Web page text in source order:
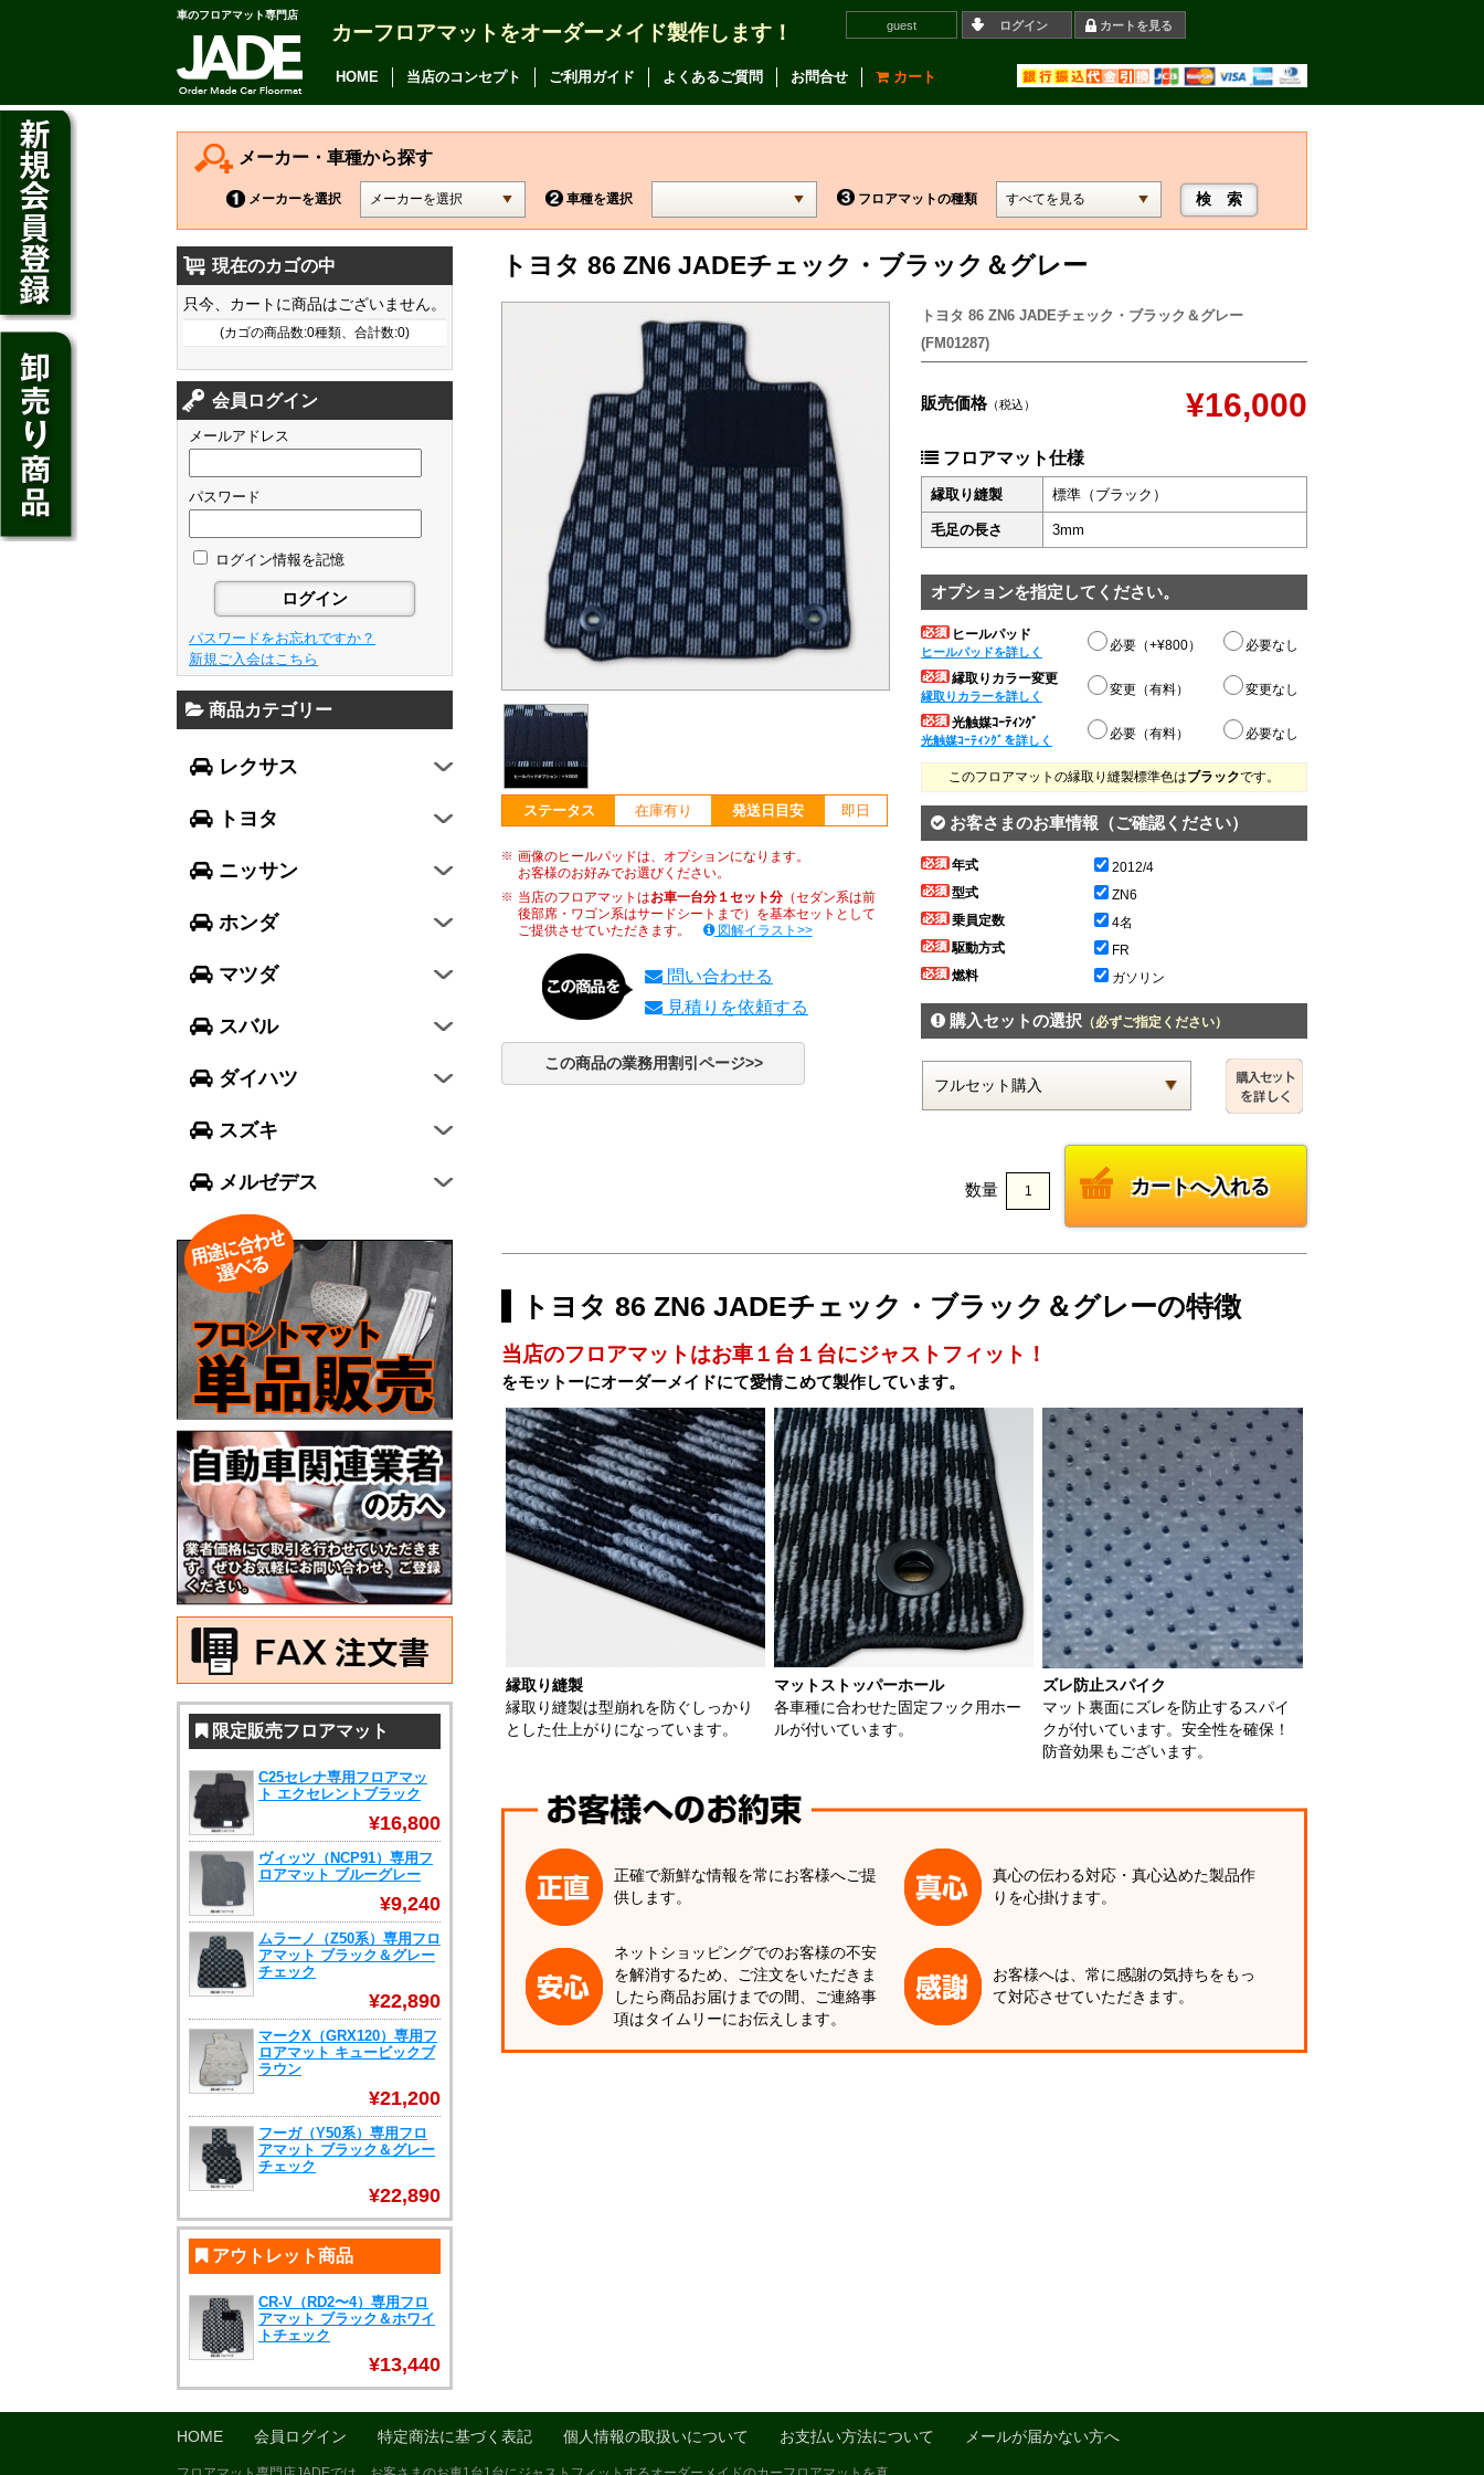
車のフロアマット専門店
カーフロアマットをオーダーメイド製作します！ guest ログイン カートを見る
HOME 当店のコンセプト ご利用ガイド よくあるご質問 お問合せ カート
メーカー・車種から探す
メーカーを選択 車種を選択 フロアマットの種類
トヨタ 86 ZN6 JADEチェック・ブラック＆グレー
ステータス 在庫有り 発送日目安 即日
画像のヒールパッドは、オプションになります。
お客様のお好みでお選びください。
当店のフロアマットはお車一台分１セット分（セダン系は前
後部席・ワゴン系はサードシートまで）を基本セットとして
ご提供させていただきます。
図解イラスト>>
問い合わせる
見積りを依頼する
この商品の業務用割引ページ>>
トヨタ 86 ZN6 JADEチェック・ブラック＆グレー
(FM01287)
販売価格（税込） ¥16,000
フロアマット仕様
縁取り縫製 標準（ブラック）
毛足の長さ 3mm
オプションを指定してください。
ヒールパッド
ヒールパッドを詳しく 必要（+¥800） 必要なし
縁取りカラー変更
縁取りカラーを詳しく 変更（有料） 変更なし
光触媒ｺｰﾃｨﾝｸﾞ
光触媒ｺｰﾃｨﾝｸﾞを詳しく 必要（有料） 必要なし
このフロアマットの縁取り縫製標準色はブラックです。
お客さまのお車情報（ご確認ください）
年式
2012/4
型式
ZN6
乗員定数
4名
駆動方式
FR
燃料
ガソリン
購入セットの選択（必ずご指定ください）
数量
トヨタ 86 ZN6 JADEチェック・ブラック＆グレーの特徴
当店のフロアマットはお車１台１台にジャストフィット！
をモットーにオーダーメイドにて愛情こめて製作しています。
縁取り縫製
縁取り縫製は型崩れを防ぐしっかり
とした仕上がりになっています。
マットストッパーホール
各車種に合わせた固定フック用ホー
ルが付いています。
ズレ防止スパイク
マット裏面にズレを防止するスパイ
クが付いています。安全性を確保！
防音効果もございます。
正確で新鮮な情報を常にお客様へご提
供します。
真心の伝わる対応・真心込めた製品作
りを心掛けます。
ネットショッピングでのお客様の不安
を解消するため、ご注文をいただきま
したら商品お届けまでの間、ご連絡事
項はタイムリーにお伝えします。
お客様へは、常に感謝の気持ちをもっ
て対応させていただきます。
現在のカゴの中
只今、カートに商品はございません。
(カゴの商品数:0種類、合計数:0)
会員ログイン
メールアドレス
パスワード
ログイン情報を記憶
パスワードをお忘れですか？
新規ご入会はこちら
商品カテゴリー
レクサス
CT200h
HS250h
GS
GS F
NX
RX
LX570
RC
LC
トヨタ
アルファード
ヴェルファイア
カムリ
カローラ アクシオ
プレミオ
プリウス
SAI
クラウン アスリート
クラウン マジェスタ
クラウン ロイヤル
アベンシス
カローラ フィールダー
プリウスα
FJクルーザー
CH-R
ハリアー
86
ニッサン
デイズ
デイズ ルークス
ジューク
ノート
キューブ
セレナ
エルグランド
エクストレイル
ティアナ
スカイライン
GT-R
ホンダ
フィット
シャトル
ジェイド
フリード
N-ONE
N-BOX
N-BOX SLASH
N-BOX+
N-WGN
グレイス
ヴェゼル
マツダ
フレア
フレアワゴン
フレアクロスオーバー
キャロル
デミオ
アクセラ スポーツ
アテンザ ワゴン
CX-3
ビアンテ
スバル
レガシィ B4
レガシィ アウトバック
WRX S4
インプレッサ スポーツ
インプレッサ G4
エクシーガ クロスオーバー7
ダイハツ
ミラ イース
ミラ
ミラ ココア
ムーヴ キャンバス
タント
トール
スズキ
スペーシア
ハスラー
エヴリィワゴン
スイフト
ジムニー シエラ
メルゼデス
Aクラス
GLCクラス
限定販売フロアマット
C25セレナ専用フロアマッ
ト エクセレントブラック
¥16,800
ヴィッツ（NCP91）専用フ
ロアマット ブルーグレー
¥9,240
ムラーノ（Z50系）専用フロ
アマット ブラック＆グレー
チェック
¥22,890
マークX（GRX120）専用フ
ロアマット キュービックブ
ラウン
¥21,200
フーガ（Y50系）専用フロ
アマット ブラック＆グレー
チェック
¥22,890
アウトレット商品
CR-V（RD2〜4）専用フロ
アマット ブラック＆ホワイ
トチェック
¥13,440
HOME 会員ログイン 特定商法に基づく表記 個人情報の取扱いについて お支払い方法について メールが届かない方へ